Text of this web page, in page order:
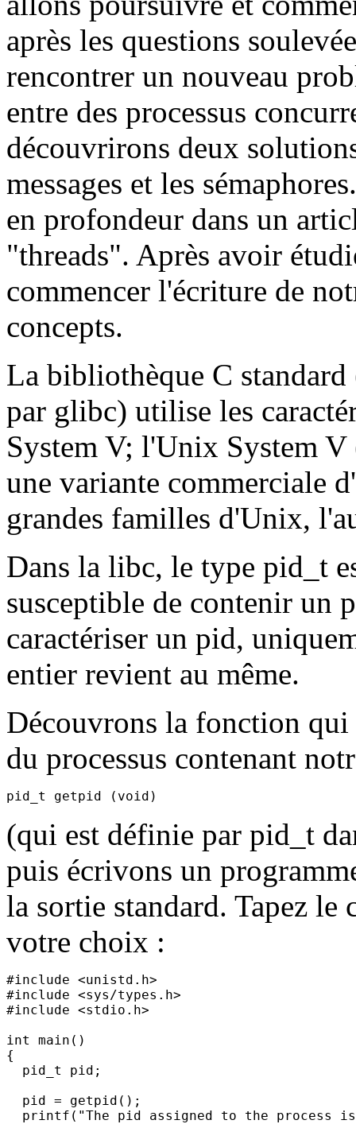
après les questions
rencontrer un nouveau
entre des processus
découvrirons deux
messages et les
en profondeur dans un
"threads". Après avoir
commencer l'écriture de
concepts.
La bibliothèque C
par glibc) utilise les
System V; l'Unix System V
une variante commerciale
grandes familles d'Unix,
Dans la libc, le type pid_t
susceptible de contenir un
caractériser un pid,
entier revient au même.
Découvrons la fonction
du processus contenant
(qui est définie par pid_t
puis écrivons un
la sortie standard. Tapez le
votre choix :
#include <unistd.h>
#include <sys/types.h>
#include <stdio.h>
int main()
{
  pid_t pid;
  pid = getpid();
printf("The pid assigned to the process